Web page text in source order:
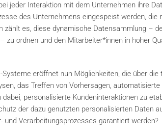
jeder Interaktion mit dem Unternehmen ihre
des Unternehmens eingespeist werden, die
zählt es, diese dynamische Datensammlung –
zu ordnen und den Mitarbeiter*innen in hoher
Systeme eröffnet nun Möglichkeiten, die über
das Treffen von Vorhersagen,
personalisierte Kundeninteraktionen zu
der dazu genutzten personalisierten Daten
und Verarbeitungsprozesses garantiert werden?